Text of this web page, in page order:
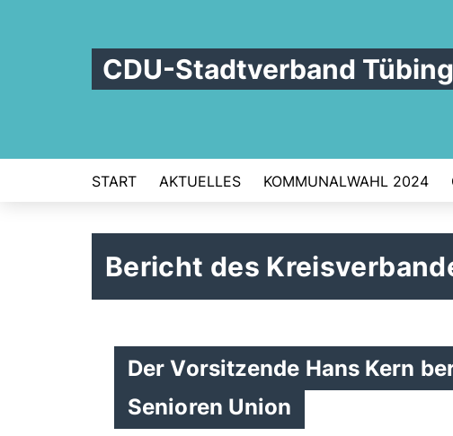
CDU-Stadtverband
START AKTUELLES KOMMUNALWAHL 2024
Bericht des
Der Vorsitzende Hans Kern
Senioren Union